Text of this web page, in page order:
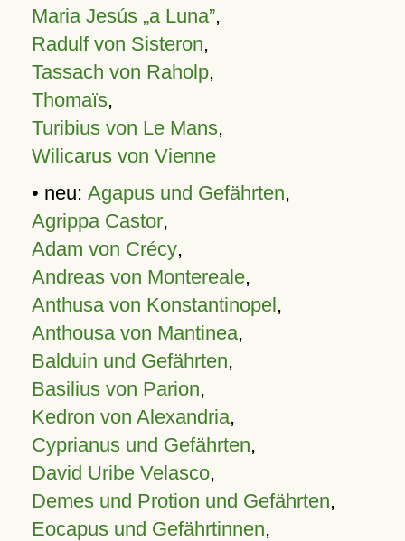
Maria Jesús „a Luna”,
Radulf von Sisteron,
Tassach von Raholp,
Thomaïs,
Turibius von Le Mans,
Wilicarus von Vienne
• neu: Agapus und Gefährten,
Agrippa Castor,
Adam von Crécy,
Andreas von Montereale,
Anthusa von Konstantinopel,
Anthousa von Mantinea,
Balduin und Gefährten,
Basilius von Parion,
Kedron von Alexandria,
Cyprianus und Gefährten,
David Uribe Velasco,
Demes und Protion und Gefährten,
Eocapus und Gefährtinnen,